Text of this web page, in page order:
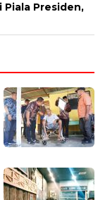
Piala Presiden,